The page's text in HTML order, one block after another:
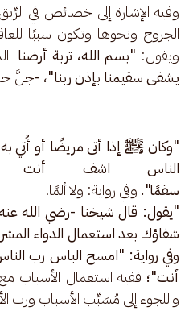
وفيه الإشارة إلى خصائص في
الجروح ونحوها وتكون سببًا
ويقول: "بسم الله، تربة أرضنا -
يشفى سقيمنا بإذن ربنا"، -جلَّ
"وكان ﷺ إذا أتى مريضًا أو أُتي
الناس اشف أنت
سقمًا". وفي رواية: ولا ألمًا.
"يقول: قال شيخنا -رضي الله
شفاؤك بعد استعمال الدواء
وفي رواية: "امسح الباس رب
أنت"؛ ففيه استعمال الأسباب
واللجوء إلى مُسَبِّب الأسباب ورب